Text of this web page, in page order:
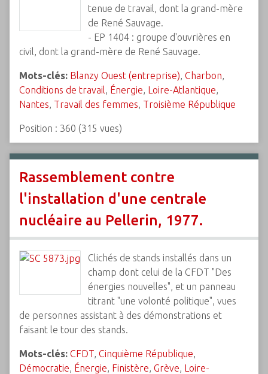
tenue de travail, dont la grand-mère
de René Sauvage.
- EP 1404 : groupe d'ouvrières en
civil, dont la grand-mère de René Sauvage.
Mots-clés: Blanzy Ouest (entreprise), Charbon,
Conditions de travail, Énergie, Loire-Atlantique,
Nantes, Travail des femmes, Troisième République
Position : 360 (315 vues)
Rassemblement contre
l'installation d'une centrale
nucléaire au Pellerin, 1977.
Clichés de stands installés dans un
champ dont celui de la CFDT "Des
énergies nouvelles", et un panneau
titrant "une volonté politique", vues
de personnes assistant à des démonstrations et
faisant le tour des stands.
Mots-clés: CFDT, Cinquième République,
Démocratie, Énergie, Finistère, Grève, Loire-